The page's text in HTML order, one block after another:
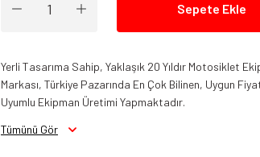
Sepete Ekle
Yerli Tasarıma Sahip, Yaklaşık 20 Yıldır Motosiklet
Markası, Türkiye Pazarında En Çok Bilinen, Uygun
Uyumlu Ekipman Üretimi Yapmaktadır.
Tümünü Gör